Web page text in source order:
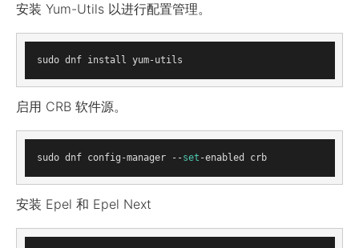
安装 Yum-Utils 以进行配置管理。
启用 CRB 软件源。
sudo dnf config-manager --set -enabled crb
安装 Epel 和 Epel Next